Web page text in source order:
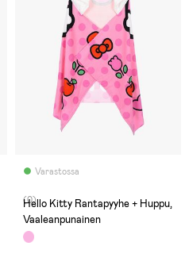
Varastossa
(0)
Hello Kitty Rantapyyhe + Huppu,
Vaaleanpunainen